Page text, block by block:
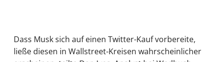
Dass Musk sich auf einen Twitter-Kauf vorbereite,
ließe diesen in Wallstreet-Kreisen wahrscheinlicher